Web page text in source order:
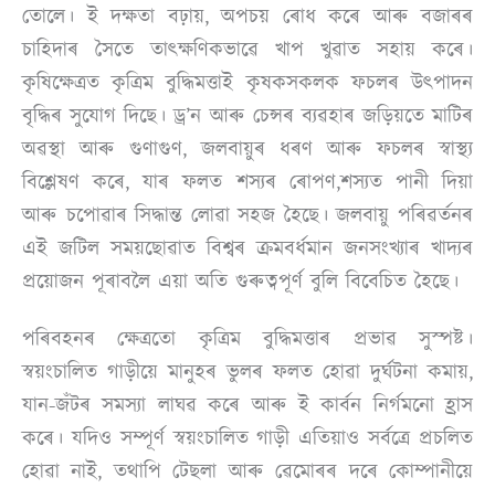
তোলে। ই দক্ষতা বঢ়ায়, অপচয় ৰোধ কৰে আৰু বজাৰৰ
চাহিদাৰ সৈতে তাৎক্ষণিকভাৱে খাপ খুৱাত সহায় কৰে।
কৃষিক্ষেত্ৰত কৃত্ৰিম বুদ্ধিমত্তাই কৃষকসকলক ফচলৰ উৎপাদন
বৃদ্ধিৰ সুযোগ দিছে। ড্ৰ’ন আৰু চেন্সৰ ব্যৱহাৰ জড়িয়তে মাটিৰ
অৱস্থা আৰু গুণাগুণ, জলবায়ুৰ ধৰণ আৰু ফচলৰ স্বাস্থ্য
বিশ্লেষণ কৰে, যাৰ ফলত শস্যৰ ৰোপণ,শস্যত পানী দিয়া
আৰু চপোৱাৰ সিদ্ধান্ত লোৱা সহজ হৈছে। জলবায়ু পৰিৱৰ্তনৰ
এই জটিল সময়ছোৱাত বিশ্বৰ ক্ৰমবৰ্ধমান জনসংখ্যাৰ খাদ্যৰ
প্ৰয়োজন পূৰাবলৈ এয়া অতি গুৰুত্বপূৰ্ণ বুলি বিবেচিত হৈছে।
পৰিবহনৰ ক্ষেত্ৰতো কৃত্ৰিম বুদ্ধিমত্তাৰ প্ৰভাৱ সুস্পষ্ট।
স্বয়ংচালিত গাড়ীয়ে মানুহৰ ভুলৰ ফলত হোৱা দুৰ্ঘটনা কমায়,
যান-জঁটৰ সমস্যা লাঘৱ কৰে আৰু ই কাৰ্বন নিৰ্গমনো হ্ৰাস
কৰে। যদিও সম্পূৰ্ণ স্বয়ংচালিত গাড়ী এতিয়াও সৰ্বত্ৰে প্ৰচলিত
হোৱা নাই, তথাপি টেছলা আৰু ৱেমোৰৰ দৰে কোম্পানীয়ে